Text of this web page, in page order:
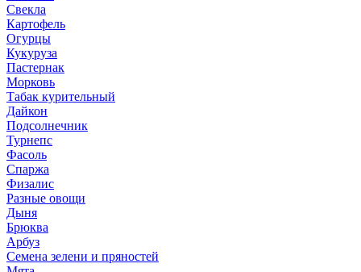
Свекла
Картофель
Огурцы
Кукуруза
Пастернак
Морковь
Табак курительный
Дайкон
Подсолнечник
Турнепс
Фасоль
Спаржа
Физалис
Разные овощи
Дыня
Брюква
Арбуз
Семена зелени и пряностей